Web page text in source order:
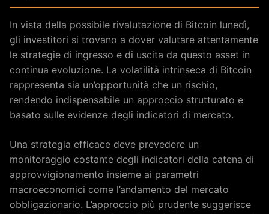
In vista della possibile rivalutazione di Bitcoin lunedì,
gli investitori si trovano a dover valutare attentamente
le strategie di ingresso e di uscita da questo asset in
continua evoluzione. La volatilità intrinseca di Bitcoin
rappresenta sia un’opportunità che un rischio,
rendendo indispensabile un approccio strutturato e
basato sulle evidenze degli indicatori di mercato.
Una strategia efficace deve prevedere un
monitoraggio costante degli indicatori della catena di
approvvigionamento insieme ai parametri
macroeconomici come l’andamento del mercato
obbligazionario. L’approccio più prudente suggerisce